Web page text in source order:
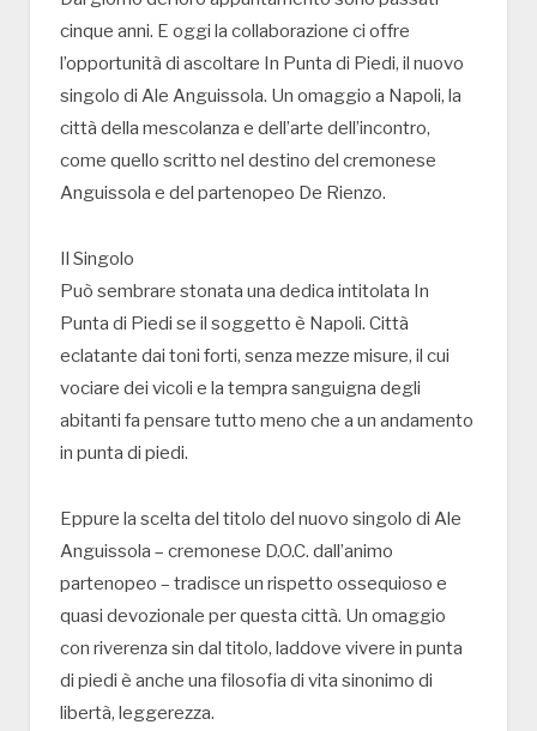
cinque anni. E oggi la collaborazione ci offre
l’opportunità di ascoltare In Punta di Piedi, il nuovo
singolo di Ale Anguissola. Un omaggio a Napoli, la
città della mescolanza e dell’arte dell’incontro,
come quello scritto nel destino del cremonese
Anguissola e del partenopeo De Rienzo.
Il Singolo
Può sembrare stonata una dedica intitolata In
Punta di Piedi se il soggetto è Napoli. Città
eclatante dai toni forti, senza mezze misure, il cui
vociare dei vicoli e la tempra sanguigna degli
abitanti fa pensare tutto meno che a un andamento
in punta di piedi.
Eppure la scelta del titolo del nuovo singolo di Ale
Anguissola – cremonese D.O.C. dall’animo
partenopeo – tradisce un rispetto ossequioso e
quasi devozionale per questa città. Un omaggio
con riverenza sin dal titolo, laddove vivere in punta
di piedi è anche una filosofia di vita sinonimo di
libertà, leggerezza.